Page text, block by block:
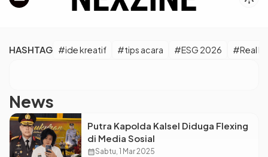
HASHTAG #ide kreatif #tips acara #ESG 2026 #Real
News
Putra Kapolda Kalsel Diduga Flexing
di Media Sosial
calendar_monthSabtu, 1 Mar 2025